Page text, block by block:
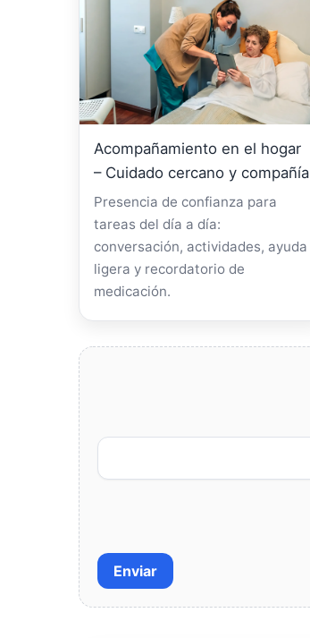
Acompañamiento en el hogar
– Cuidado cercano y compañía
Presencia de confianza para
tareas del día a día:
conversación, actividades, ayuda
ligera y recordatorio de
medicación.
Enviar